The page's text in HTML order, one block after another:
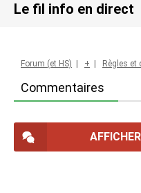
Le fil info en direct
Commentaires
Forum (et HS) + Règles et